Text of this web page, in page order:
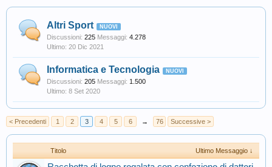
Altri Sport
Discussioni: 225 Messaggi: 4.278
20 Dic 2021
Informatica e Tecnologia
Discussioni: 205 Messaggi: 1.500
8 Set 2020
< Precedenti 1 2 3 4 5 6 → 76 Successive >
Titolo Ultimo Messaggio ↓